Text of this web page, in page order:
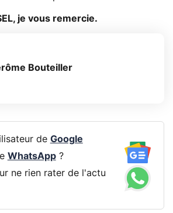
je vous remercie.
Bouteiller
de Google
WhatsApp?
ne rien rater de l'actu